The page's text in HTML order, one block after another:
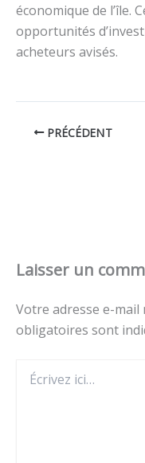
économique de l’île.
opportunités
acheteurs avisés.
PRÉCÉDENT
Laisser un
Votre adresse e-mail
obligatoires sont
ici…